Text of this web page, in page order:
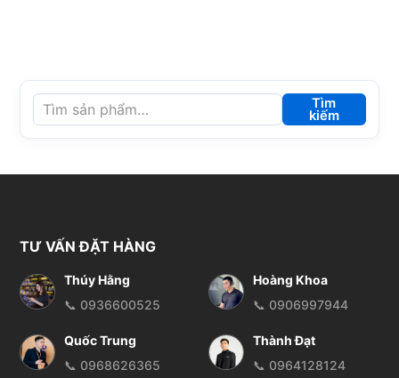
Tìm
kiếm
TƯ VẤN ĐẶT HÀNG
Thúy Hằng
📞 0936600525
Hoàng Khoa
📞 0906997944
Quốc Trung
📞 0968626365
Thành Đạt
📞 0964128124